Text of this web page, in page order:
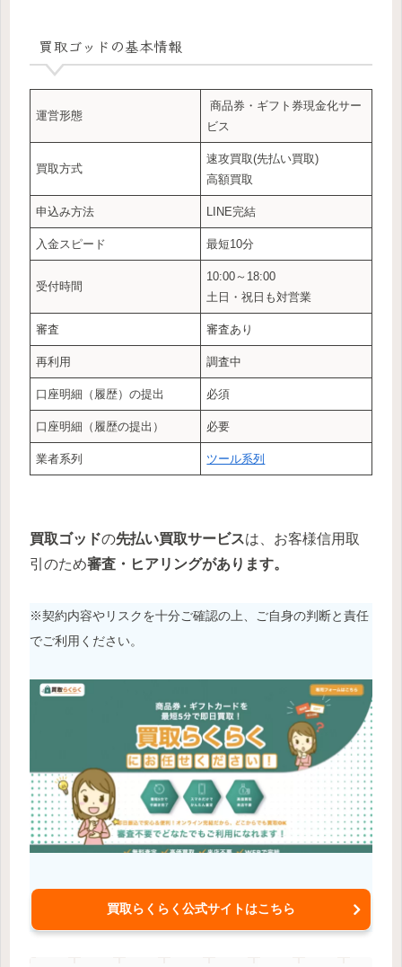
買取ゴッド の基本情報
運営形態
商品券・ギフト券現金化サー
ビス
買取方式
速攻買取(先払い買取)
高額買取
申込み方法 LINE完結
入金スピード 最短10分
受付時間
10:00～18:00
土日・祝日も対営業
審査 審査あり
再利用 調査中
口座明細（履歴）の提出 必須
口座明細（履歴の提出） 必要
業者系列 ツール系列
買取ゴッドの先払い買取サービスは、お客様信用取
引のため審査・ヒアリングがあります。
※契約内容やリスクを十分ご確認の上、ご自身の判断と責任
でご利用ください。
買取らくらく公式サイトはこちら